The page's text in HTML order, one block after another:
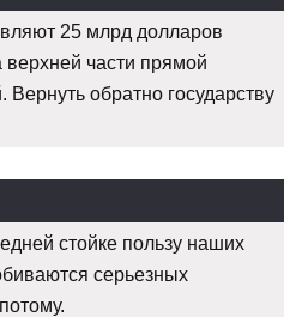
25 млрд долларов
части прямой
обратно государству
стойке пользу наших
серьезных